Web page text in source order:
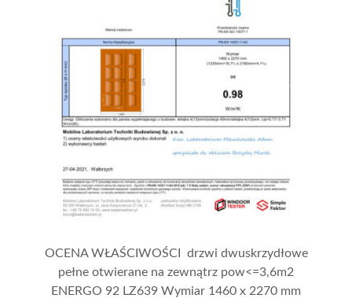
OCENA WŁAŚCIWOŚCI drzwi dwuskrzydłowe
pełne otwierane na zewnątrz pow<=3,6m2
ENERGO 92 LZ639 Wymiar 1460 x 2270 mm